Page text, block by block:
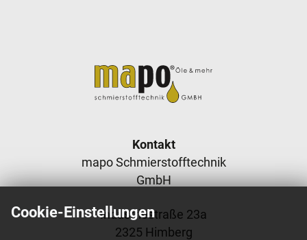
Kontakt
mapo Schmierstofftechnik
GmbH
Industriestraße 23a
2325 Himberg
Cookie-Einstellungen